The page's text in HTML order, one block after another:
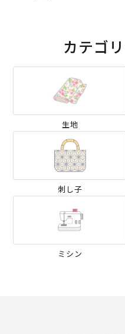
カテゴ
生地
刺し子
ミシン